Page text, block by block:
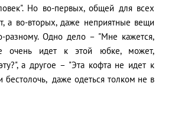
Но во-первых, общей для всех
а во-вторых, даже неприятные вещи
разному. Одно дело – "Мне кажется,
очень идет к этой юбке, может,
а другое – "Эта кофта не идет к
бестолочь, даже одеться толком не в